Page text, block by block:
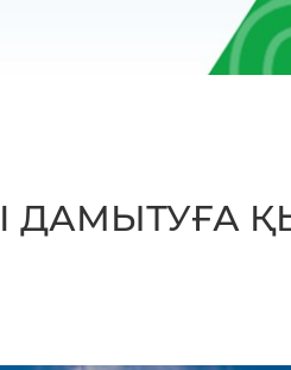
ДАМЫТУҒА